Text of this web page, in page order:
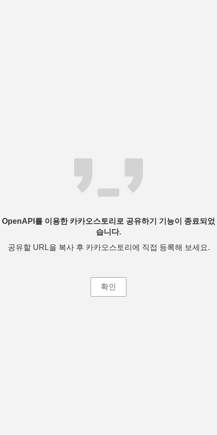
OpenAPI를 이용한 카카오스토리로 공유하기 기능이 종료되었
습니다.
공유할 URL을 복사 후 카카오스토리에 직접 등록해 보세요.
확인